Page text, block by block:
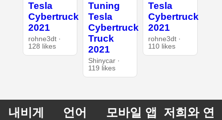
Tesla
Cybertruck
2021
rohne3dt ·
128 likes
Tuning
Tesla
Cybertruck
Truck
2021
Shinycar ·
119 likes
Tesla
Cybertruck
2021
rohne3dt ·
110 likes
내비게
언어 모바일 앱 저희와 연